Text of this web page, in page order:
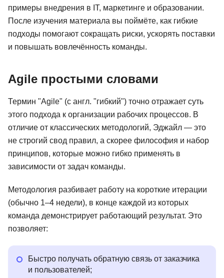
примеры внедрения в IT, маркетинге и образовании.
После изучения материала вы поймёте, как гибкие
подходы помогают сокращать риски, ускорять поставки
и повышать вовлечённость команды.
Agile простыми словами
Термин "Agile" (с англ. "гибкий") точно отражает суть
этого подхода к организации рабочих процессов. В
отличие от классических методологий, Эджайл — это
не строгий свод правил, а скорее философия и набор
принципов, которые можно гибко применять в
зависимости от задач команды.
Методология разбивает работу на короткие итерации
(обычно 1–4 недели), в конце каждой из которых
команда демонстрирует работающий результат. Это
позволяет:
Быстро получать обратную связь от заказчика
и пользователей;